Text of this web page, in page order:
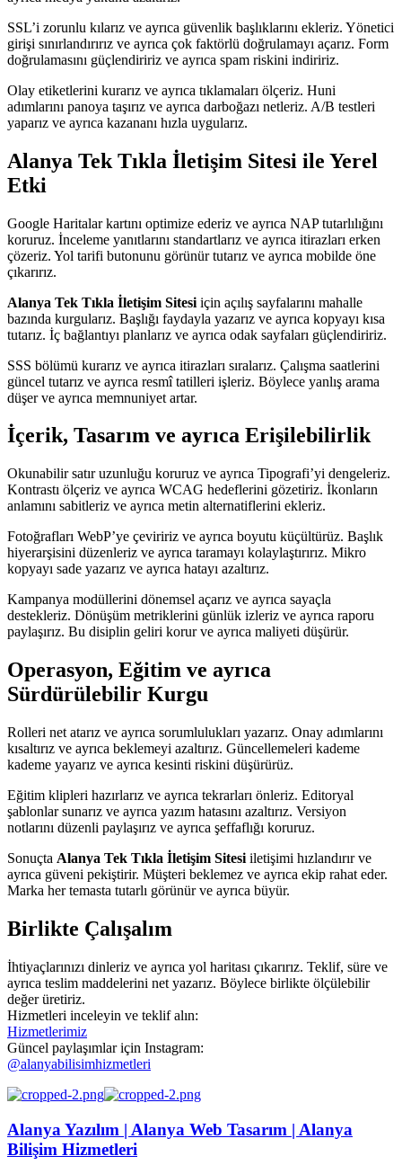
SSL’i zorunlu kılarız ve ayrıca güvenlik başlıklarını ekleriz. Yönetici
girişi sınırlandırırız ve ayrıca çok faktörlü doğrulamayı açarız. Form
doğrulamasını güçlendiririz ve ayrıca spam riskini indiririz.
Olay etiketlerini kurarız ve ayrıca tıklamaları ölçeriz. Huni
adımlarını panoya taşırız ve ayrıca darboğazı netleriz. A/B testleri
yaparız ve ayrıca kazananı hızla uygularız.
Alanya Tek Tıkla İletişim Sitesi ile Yerel
Etki
Google Haritalar kartını optimize ederiz ve ayrıca NAP tutarlılığını
koruruz. İnceleme yanıtlarını standartlarız ve ayrıca itirazları erken
çözeriz. Yol tarifi butonunu görünür tutarız ve ayrıca mobilde öne
çıkarırız.
Alanya Tek Tıkla İletişim Sitesi için açılış sayfalarını mahalle
bazında kurgularız. Başlığı faydayla yazarız ve ayrıca kopyayı kısa
tutarız. İç bağlantıyı planlarız ve ayrıca odak sayfaları güçlendiririz.
SSS bölümü kurarız ve ayrıca itirazları sıralarız. Çalışma saatlerini
güncel tutarız ve ayrıca resmî tatilleri işleriz. Böylece yanlış arama
düşer ve ayrıca memnuniyet artar.
İçerik, Tasarım ve ayrıca Erişilebilirlik
Okunabilir satır uzunluğu koruruz ve ayrıca Tipografi’yi dengeleriz.
Kontrastı ölçeriz ve ayrıca WCAG hedeflerini gözetiriz. İkonların
anlamını sabitleriz ve ayrıca metin alternatiflerini ekleriz.
Fotoğrafları WebP’ye çeviririz ve ayrıca boyutu küçültürüz. Başlık
hiyerarşisini düzenleriz ve ayrıca taramayı kolaylaştırırız. Mikro
kopyayı sade yazarız ve ayrıca hatayı azaltırız.
Kampanya modüllerini dönemsel açarız ve ayrıca sayaçla
destekleriz. Dönüşüm metriklerini günlük izleriz ve ayrıca raporu
paylaşırız. Bu disiplin geliri korur ve ayrıca maliyeti düşürür.
Operasyon, Eğitim ve ayrıca
Sürdürülebilir Kurgu
Rolleri net atarız ve ayrıca sorumlulukları yazarız. Onay adımlarını
kısaltırız ve ayrıca beklemeyi azaltırız. Güncellemeleri kademe
kademe yayarız ve ayrıca kesinti riskini düşürürüz.
Eğitim klipleri hazırlarız ve ayrıca tekrarları önleriz. Editoryal
şablonlar sunarız ve ayrıca yazım hatasını azaltırız. Versiyon
notlarını düzenli paylaşırız ve ayrıca şeffaflığı koruruz.
Sonuçta Alanya Tek Tıkla İletişim Sitesi iletişimi hızlandırır ve
ayrıca güveni pekiştirir. Müşteri beklemez ve ayrıca ekip rahat eder.
Marka her temasta tutarlı görünür ve ayrıca büyür.
Birlikte Çalışalım
İhtiyaçlarınızı dinleriz ve ayrıca yol haritası çıkarırız. Teklif, süre ve
ayrıca teslim maddelerini net yazarız. Böylece birlikte ölçülebilir
değer üretiriz.
Hizmetleri inceleyin ve teklif alın:
Hizmetlerimiz
Güncel paylaşımlar için Instagram:
@alanyabilisimhizmetleri
Alanya Yazılım | Alanya Web Tasarım | Alanya
Bilişim Hizmetleri